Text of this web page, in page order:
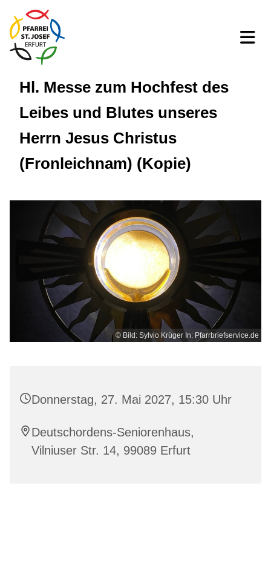
Hl. Messe zum Hochfest des
Leibes und Blutes unseres
Herrn Jesus Christus
(Fronleichnam) (Kopie)
© Bild: Sylvio Krüger In: Pfarrbriefservice.de
Donnerstag, 27. Mai 2027, 15:30 Uhr
Deutschordens-Seniorenhaus,
Vilniuser Str. 14, 99089 Erfurt